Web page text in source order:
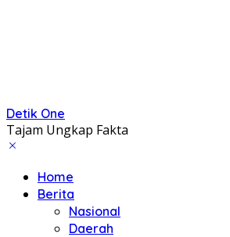
Detik One
Tajam Ungkap Fakta
Home
Berita
Nasional
Daerah